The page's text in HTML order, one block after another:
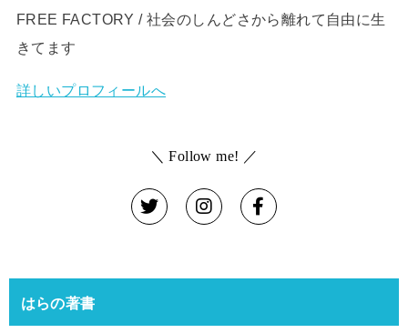
FREE FACTORY / 社会のしんどさから離れて自由に生
きてます
詳しいプロフィールへ
＼ Follow me! ／
はらの著書